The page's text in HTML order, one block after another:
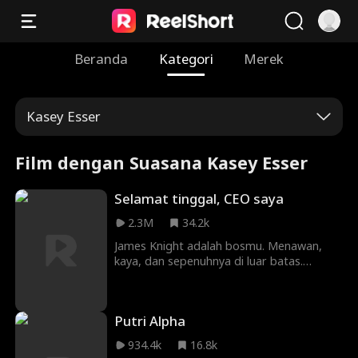
Beranda Kategori Merek
Kasey Esser
Film dengan Suasana Kasey Esser
Selamat tinggal, CEO saya
2.3M
34.2k
James Knight adalah bosmu. Menawan,
kaya, dan sepenuhnya di luar batas.
hatimu. Karena apa yang lebih buruk
daripada mengetahui bahwa kamu
menginginkan sesuatu, selain mengetahui
Putri Alpha
934.4k
16.8k